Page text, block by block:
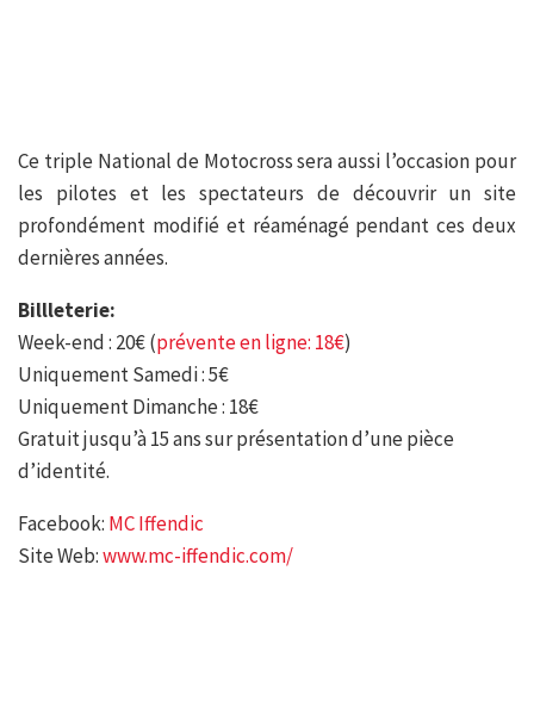
Ce triple National de Motocross sera aussi l’occasion pour
les pilotes et les spectateurs de découvrir un site
profondément modifié et réaménagé pendant ces deux
dernières années.
Billleterie:
Week-end : 20€ (prévente en ligne: 18€)
Uniquement Samedi : 5€
Uniquement Dimanche : 18€
Gratuit jusqu’à 15 ans sur présentation d’une pièce
d’identité.
Facebook: MC Iffendic
Site Web:www.mc-iffendic.com/